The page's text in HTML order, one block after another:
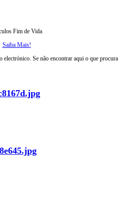
Fim de Vida
Saiba Mais!
electrónico. Se não encontrar aqui o que procura